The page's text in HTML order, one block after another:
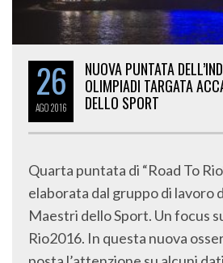
26
AGO2016
NUOVA PUNTATA
OLIMPIADI TARGATA
DELLO SPORT
Quarta puntata di “Road To
elaborata dal gruppo di lavoro
Maestri dello Sport. Un focus
Rio2016. In questa nuova